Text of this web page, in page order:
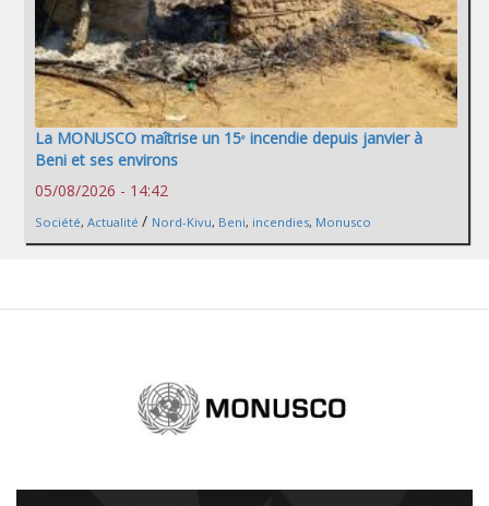
La MONUSCO maîtrise un 15ᵉ incendie depuis janvier à
Beni et ses environs
05/08/2026 - 14:42
Société, Actualité / Nord-Kivu, Beni, incendies, Monusco